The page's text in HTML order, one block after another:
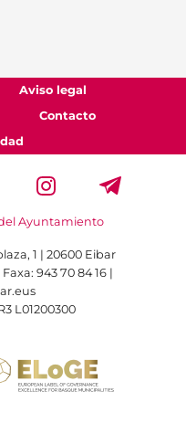
Aviso legal
Contacto
del Ayuntamiento
1 | 20600 Eibar
943 70 84 16 |
L01200300